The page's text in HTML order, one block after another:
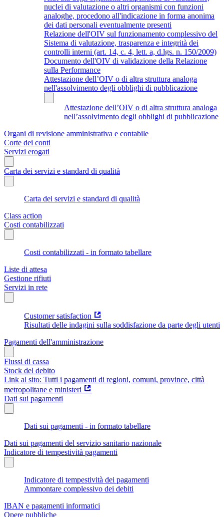
nuclei di valutazione o altri organismi con funzioni
analoghe, procedono all'indicazione in forma anonima
dei dati personali eventualmente presenti
Relazione dell'OIV sul funzionamento complessivo del
Sistema di valutazione, trasparenza e integrità dei
controlli interni (art. 14, c. 4, lett. a, d.lgs. n. 150/2009)
Documento dell'OIV di validazione della Relazione
sulla Performance
Attestazione dell’OIV o di altra struttura analoga
nell'assolvimento degli obblighi di pubblicazione
Attestazione dell’OIV o di altra struttura analoga
nell’assolvimento degli obblighi di pubblicazione
Organi di revisione amministrativa e contabile
Corte dei conti
Servizi erogati
Carta dei servizi e standard di qualità
Carta dei servizi e standard di qualità
Class action
Costi contabilizzati
Costi contabilizzati - in formato tabellare
Liste di attesa
Gestione rifiuti
Servizi in rete
Customer satisfaction
Risultati delle indagini sulla soddisfazione da parte degli utenti
Pagamenti dell'amministrazione
Flussi di cassa
Stock del debito
Link al sito: Tutti i pagamenti di regioni, comuni, province, città
metropolitane e ministeri
Dati sui pagamenti
Dati sui pagamenti - in formato tabellare
Dati sui pagamenti del servizio sanitario nazionale
Indicatore di tempestività pagamenti
Indicatore di tempestività dei pagamenti
Ammontare complessivo dei debiti
IBAN e pagamenti informatici
Opere pubbliche